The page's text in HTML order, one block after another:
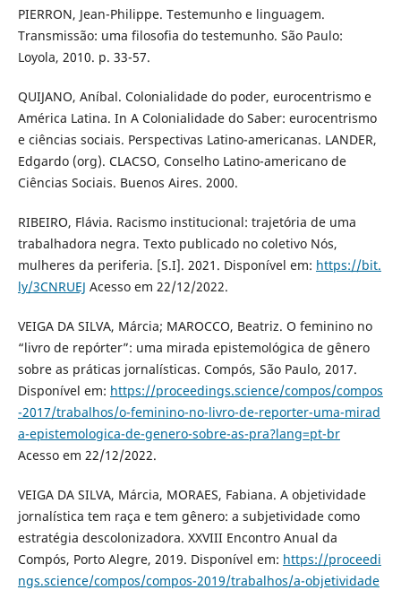
PIERRON, Jean-Philippe. Testemunho e linguagem.
Transmissão: uma filosofia do testemunho. São Paulo:
Loyola, 2010. p. 33-57.
QUIJANO, Aníbal. Colonialidade do poder, eurocentrismo e
América Latina. In A Colonialidade do Saber: eurocentrismo
e ciências sociais. Perspectivas Latino-americanas. LANDER,
Edgardo (org). CLACSO, Conselho Latino-americano de
Ciências Sociais. Buenos Aires. 2000.
RIBEIRO, Flávia. Racismo institucional: trajetória de uma
trabalhadora negra. Texto publicado no coletivo Nós,
mulheres da periferia. [S.I]. 2021. Disponível em: https://bit.
ly/3CNRUEJ Acesso em 22/12/2022.
VEIGA DA SILVA, Márcia; MAROCCO, Beatriz. O feminino no
“livro de repórter”: uma mirada epistemológica de gênero
sobre as práticas jornalísticas. Compós, São Paulo, 2017.
Disponível em: https://proceedings.science/compos/compos
-2017/trabalhos/o-feminino-no-livro-de-reporter-uma-mirad
a-epistemologica-de-genero-sobre-as-pra?lang=pt-br
Acesso em 22/12/2022.
VEIGA DA SILVA, Márcia, MORAES, Fabiana. A objetividade
jornalística tem raça e tem gênero: a subjetividade como
estratégia descolonizadora. XXVIII Encontro Anual da
Compós, Porto Alegre, 2019. Disponível em: https://proceedi
ngs.science/compos/compos-2019/trabalhos/a-objetividade